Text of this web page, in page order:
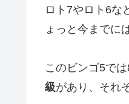
ロト7やロト6な
ょっと今までに
このビンゴ5で
級があり、それ